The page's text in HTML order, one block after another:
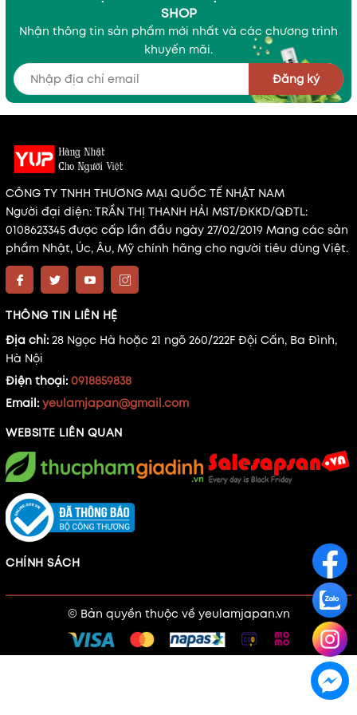
SHOP
Nhận thông tin sản phẩm mới nhất và các chương trình
khuyến mãi.
Đăng ký
CÔNG TY TNHH THƯƠNG MẠI QUỐC TẾ NHẬT NAM
Người đại diện: TRẦN THỊ THANH HẢI MST/ĐKKD/QĐTL:
0108623345 được cấp lần đầu ngày 27/02/2019 Mang các sản
phẩm Nhật, Úc, Âu, Mỹ chính hãng cho người tiêu dùng Việt.
THÔNG TIN LIÊN HỆ
Địa chỉ: 28 Ngọc Hà hoặc 21 ngõ 260/222F Đội Cấn, Ba Đình,
Hà Nội
Điện thoại: 0918859838
Email: yeulamjapan@gmail.com
WEBSITE LIÊN QUAN
CHÍNH SÁCH
© Bản quyền thuộc về yeulamjapan.vn